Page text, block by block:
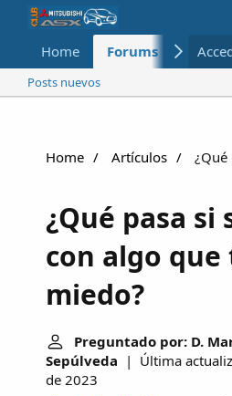
Home Forums Nuevo
Posts nuevos
Home Artículos ¿Qué
¿Qué pasa si
con algo que
miedo?
Preguntado por: D.
Sepúlveda | Última
de 2023